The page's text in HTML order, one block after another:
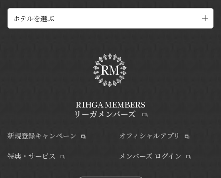
ホテルを選ぶ
リーガメンバーズ
新規登録キャンペーン
特典・サービス
オフィシャルアプリ
メンバーズ ログイン